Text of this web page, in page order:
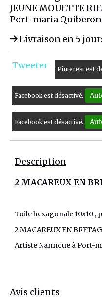
JEUNE MOUETTE
Port-maria
Livraison en 5
Tweeter Pinterest est
Facebook est désactivé.
Facebook est désactivé.
Description
2 MACAREUX EN
Toile hexagonale 10x10 ,
2 MACAREUX EN
Artiste Nannoue à Port-
Avis clients